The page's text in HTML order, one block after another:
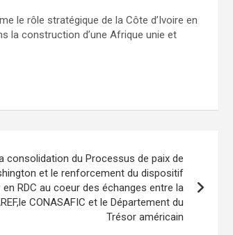
le rôle stratégique de la Côte d’Ivoire en
la construction d’une Afrique unie et
consolidation du Processus de paix de
et le renforcement du dispositif
en RDC au coeur des échanges entre la
CONASAFIC et le Département du
Trésor américain